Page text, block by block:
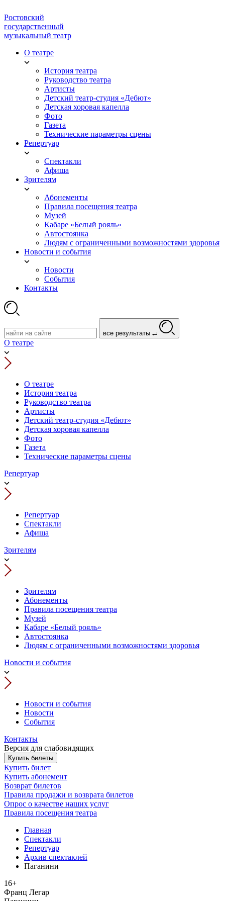
Ростовский
государственный
музыкальный театр
О театре
История театра
Руководство театра
Артисты
Детский театр-студия «Дебют»
Детская хоровая капелла
Фото
Газета
Технические параметры сцены
Репертуар
Спектакли
Афиша
Зрителям
Абонементы
Правила посещения театра
Музей
Кабаре «Белый рояль»
Автостоянка
Людям с ограниченными возможностями здоровья
Новости и события
Новости
События
Контакты
все результаты
О театре
О театре
История театра
Руководство театра
Артисты
Детский театр-студия «Дебют»
Детская хоровая капелла
Фото
Газета
Технические параметры сцены
Репертуар
Репертуар
Спектакли
Афиша
Зрителям
Зрителям
Абонементы
Правила посещения театра
Музей
Кабаре «Белый рояль»
Автостоянка
Людям с ограниченными возможностями здоровья
Новости и события
Новости и события
Новости
События
Контакты
Версия для слабовидящих
Купить билеты
Купить билет
Купить абонемент
Возврат билетов
Правила продажи и возврата билетов
Опрос о качестве наших услуг
Правила посещения театра
Главная
Спектакли
Репертуар
Архив спектаклей
Паганини
16+
Франц Легар